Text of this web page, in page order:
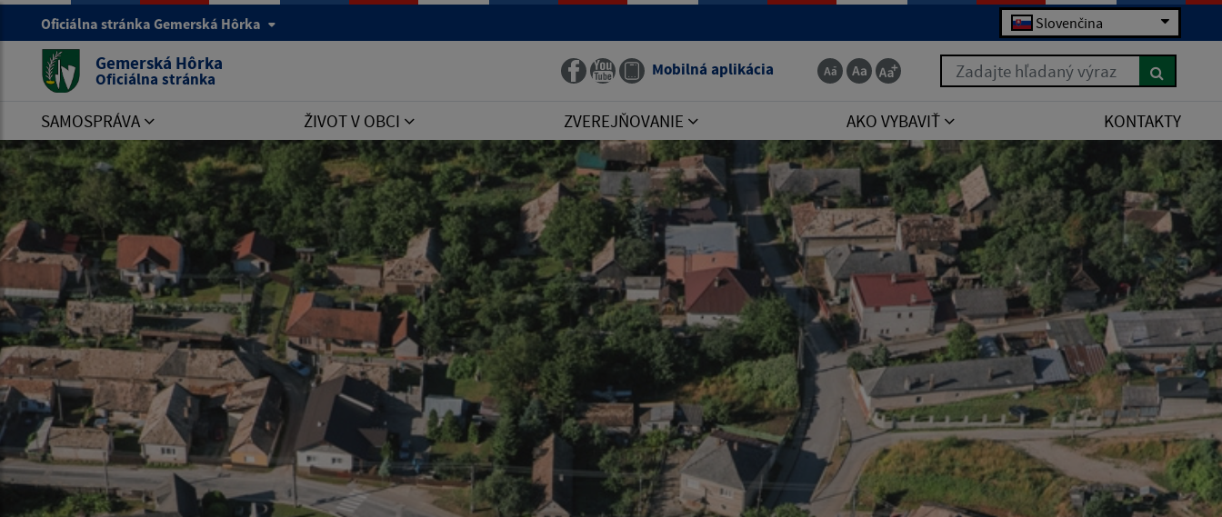
Oficiálna stránka Gemerská Hôrka Slovenčina
Gemerská Hôrka
Oficiálna stránka Mobilná aplikácia Zadajte hľadaný výraz
SAMOSPRÁVA ŽIVOT V OBCI ZVEREJŇOVANIE AKO VYBAVIŤ KONTAKTY